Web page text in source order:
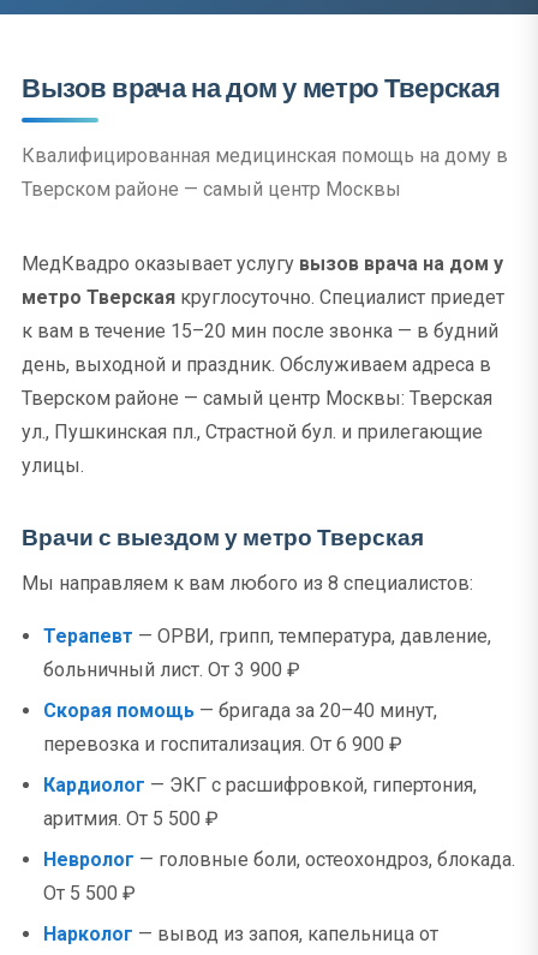
Вызов врача на дом у метро Тверская
Квалифицированная медицинская помощь на дому в
Тверском районе — самый центр Москвы
МедКвадро оказывает услугу вызов врача на дом у
метро Тверская круглосуточно. Специалист приедет
к вам в течение 15–20 мин после звонка — в будний
день, выходной и праздник. Обслуживаем адреса в
Тверском районе — самый центр Москвы: Тверская
ул., Пушкинская пл., Страстной бул. и прилегающие
улицы.
Врачи с выездом у метро Тверская
Мы направляем к вам любого из 8 специалистов:
Терапевт — ОРВИ, грипп, температура, давление,
больничный лист. От 3 900 ₽
Скорая помощь — бригада за 20–40 минут,
перевозка и госпитализация. От 6 900 ₽
Кардиолог — ЭКГ с расшифровкой, гипертония,
аритмия. От 5 500 ₽
Невролог — головные боли, остеохондроз, блокада.
От 5 500 ₽
Нарколог — вывод из запоя, капельница от